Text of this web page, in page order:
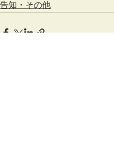
告知・その他